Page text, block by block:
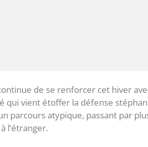
de se renforcer cet hiver
qui vient étoffer la défense
parcours atypique, passant par
l’étranger.